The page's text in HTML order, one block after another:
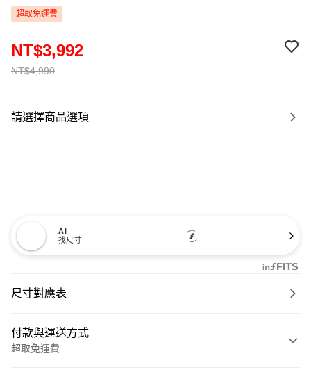
超取免運費
NT$4,990
NT$3,992
請選擇商品選項
AI
找尺寸
尺寸對應表
付款與運送方式
超取免運費